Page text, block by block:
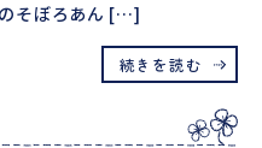
そぼろあん […]
続きを読む